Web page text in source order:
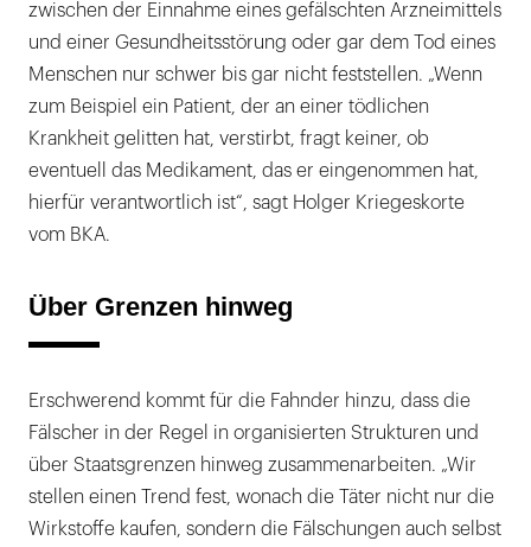
zwischen der Einnahme eines gefälschten Arzneimittels
und einer Gesundheitsstörung oder gar dem Tod eines
Menschen nur schwer bis gar nicht feststellen. „Wenn
zum Beispiel ein Patient, der an einer tödlichen
Krankheit gelitten hat, verstirbt, fragt keiner, ob
eventuell das Medikament, das er eingenommen hat,
hierfür verantwortlich ist“, sagt Holger Kriegeskorte
vom BKA.
Über Grenzen hinweg
Erschwerend kommt für die Fahnder hinzu, dass die
Fälscher in der Regel in organisierten Strukturen und
über Staatsgrenzen hinweg zusammenarbeiten. „Wir
stellen einen Trend fest, wonach die Täter nicht nur die
Wirkstoffe kaufen, sondern die Fälschungen auch selbst